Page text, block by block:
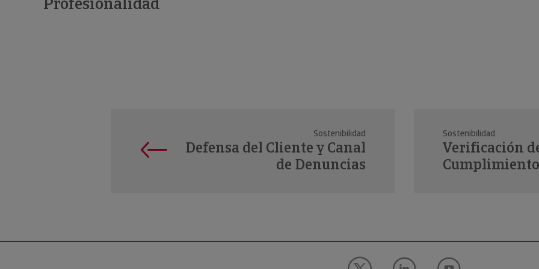
Profesionalidad
Sostenibilidad
Defensa del Cliente y Canal
de Denuncias
Sostenibilidad
Verificación
Cumplimiento